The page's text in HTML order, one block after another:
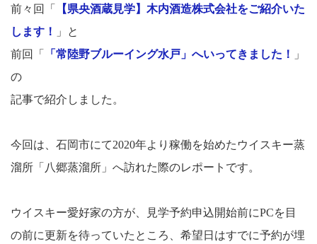
前々回「
【県央酒蔵見学】木内酒造株式会社をご紹介いた
します！
」と
前回「
「常陸野ブルーイング水戸」へいってきました！
」
の
記事で紹介しました。
今回は、石岡市にて2020年より稼働を始めたウイスキー蒸
溜所「八郷蒸溜所」へ訪れた際のレポートです。
ウイスキー愛好家の方が、見学予約申込開始前にPCを目
の前に更新を待っていたところ、希望日はすでに予約が埋